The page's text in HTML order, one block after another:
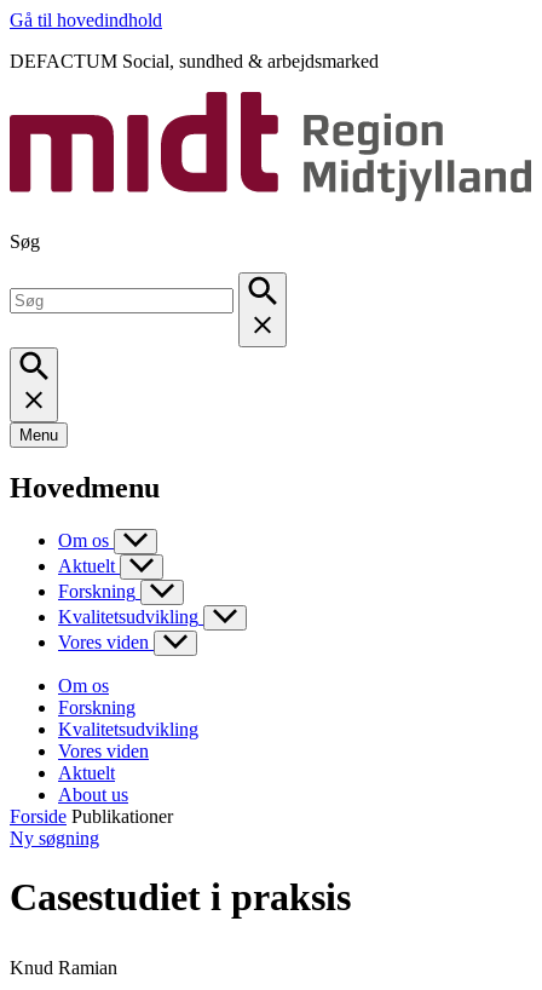
Gå til hovedindhold
DEFACTUM Social, sundhed & arbejdsmarked
Søg
Menu
Hovedmenu
Om os
Aktuelt
Forskning
Kvalitetsudvikling
Vores viden
Om os
Forskning
Kvalitetsudvikling
Vores viden
Aktuelt
About us
Forside Publikationer
Ny søgning
Casestudiet i praksis
Knud Ramian